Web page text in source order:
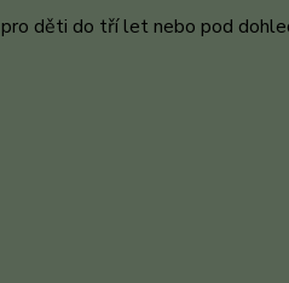
děti do tří let nebo pod